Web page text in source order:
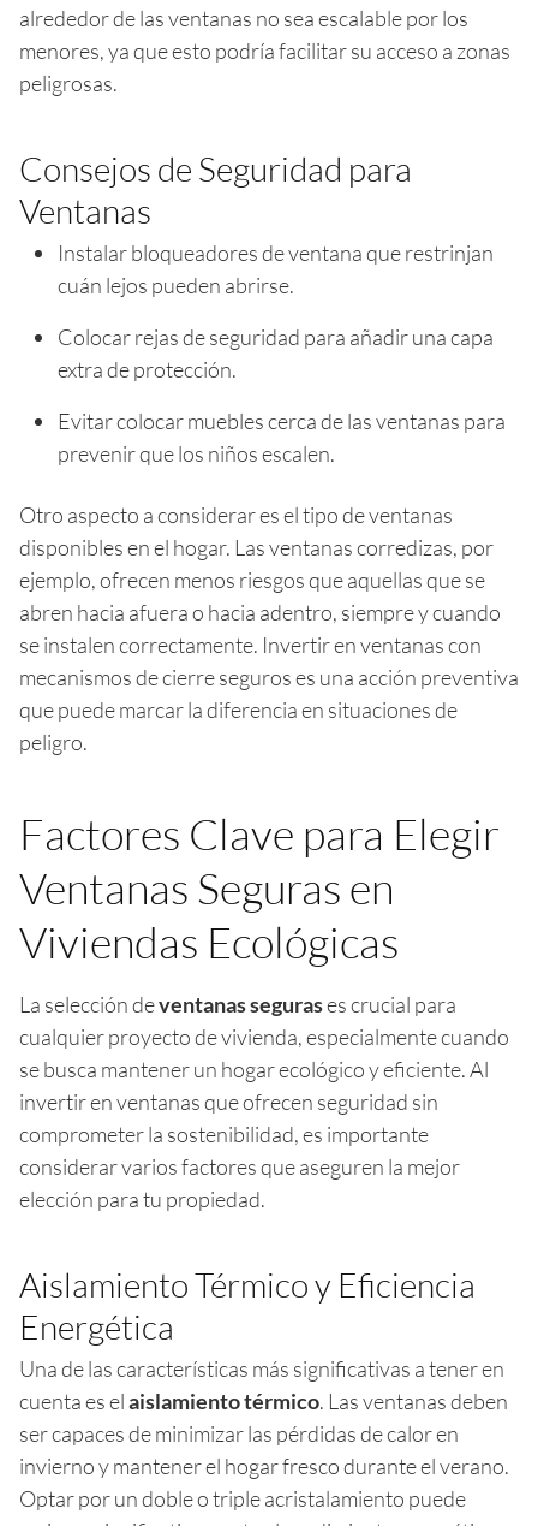
alrededor de las ventanas no sea escalable por los
menores, ya que esto podría facilitar su acceso a zonas
peligrosas.
Consejos de Seguridad para
Ventanas
Instalar bloqueadores de ventana que restrinjan
cuán lejos pueden abrirse.
Colocar rejas de seguridad para añadir una capa
extra de protección.
Evitar colocar muebles cerca de las ventanas para
prevenir que los niños escalen.
Otro aspecto a considerar es el tipo de ventanas
disponibles en el hogar. Las ventanas corredizas, por
ejemplo, ofrecen menos riesgos que aquellas que se
abren hacia afuera o hacia adentro, siempre y cuando
se instalen correctamente. Invertir en ventanas con
mecanismos de cierre seguros es una acción preventiva
que puede marcar la diferencia en situaciones de
peligro.
Factores Clave para Elegir
Ventanas Seguras en
Viviendas Ecológicas
La selección deventanas segurases crucial para
cualquier proyecto de vivienda, especialmente cuando
se busca mantener un hogar ecológico y eficiente. Al
invertir en ventanas que ofrecen seguridad sin
comprometer la sostenibilidad, es importante
considerar varios factores que aseguren la mejor
elección para tu propiedad.
Aislamiento Térmico y Eficiencia
Energética
Una de las características más significativas a tener en
cuenta es elaislamiento térmico. Las ventanas deben
ser capaces de minimizar las pérdidas de calor en
invierno y mantener el hogar fresco durante el verano.
Optar por un doble o triple acristalamiento puede